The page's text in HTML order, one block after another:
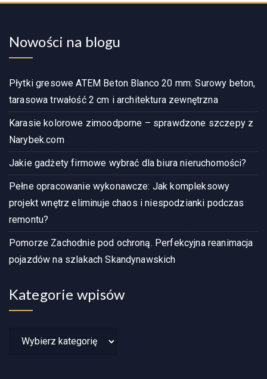
Nowości na blogu
Płytki gresowe ATEM Beton Blanco 20 mm: Surowy beton,
tarasowa trwałość 2 cm i architektura zewnętrzna
Karasie kolorowe zimoodporne – sprawdzone szczepy z
Narybek.com
Jakie gadżety firmowe wybrać dla biura nieruchomości?
Pełne opracowanie wykonawcze: Jak kompleksowy
projekt wnętrz eliminuje chaos i niespodzianki podczas
remontu?
Pomorze Zachodnie pod ochroną. Perfekcyjna reanimacja
pojazdów na szlakach Skandynawskich
Kategorie wpisów
Kategorie